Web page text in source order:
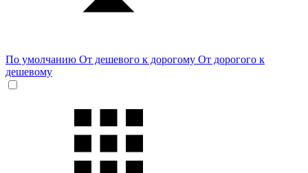
По умолчанию От дешевого к дорогому От дорогого к
дешевому